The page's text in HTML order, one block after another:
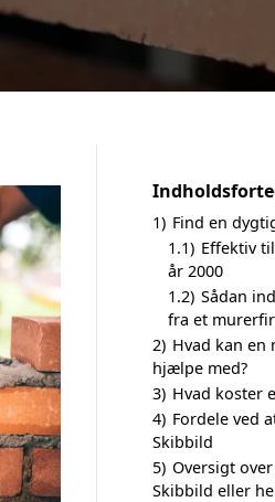
1) Find en
1.1) Effektiv
år 2000
1.2) Sådan
fra et
2) Hvad kan en
hjælpe med?
3) Hvad koster
4) Fordele ved
Skibbild
5) Oversigt
Skibbild eller